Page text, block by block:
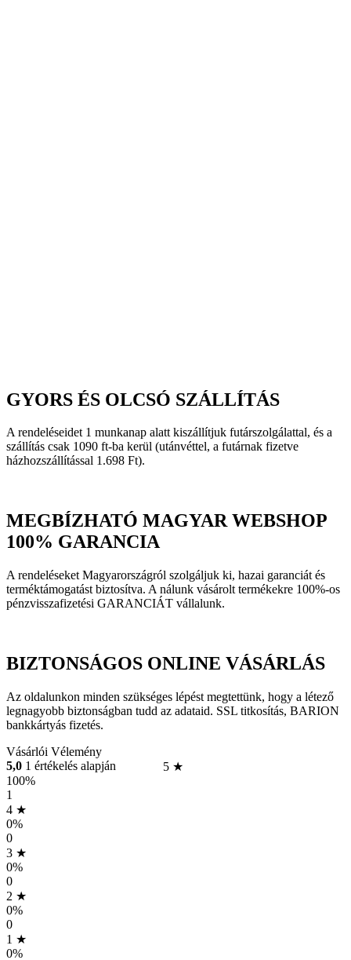
GYORS ÉS OLCSÓ SZÁLLÍTÁS
A rendeléseidet 1 munkanap alatt kiszállítjuk futárszolgálattal, és a
szállítás csak 1090 ft-ba kerül (utánvéttel, a futárnak fizetve
házhozszállítással 1.698 Ft).
MEGBÍZHATÓ MAGYAR WEBSHOP
100% GARANCIA
A rendeléseket Magyarországról szolgáljuk ki, hazai garanciát és
terméktámogatást biztosítva. A nálunk vásárolt termékekre 100%-os
pénzvisszafizetési GARANCIÁT vállalunk.
BIZTONSÁGOS ONLINE VÁSÁRLÁS
Az oldalunkon minden szükséges lépést megtettünk, hogy a létező
legnagyobb biztonságban tudd az adataid. SSL titkosítás, BARION
bankkártyás fizetés.
Vásárlói Vélemény
5,0 1 értékelés alapján
5 ★
100%
1
4 ★
0%
0
3 ★
0%
0
2 ★
0%
0
1 ★
0%